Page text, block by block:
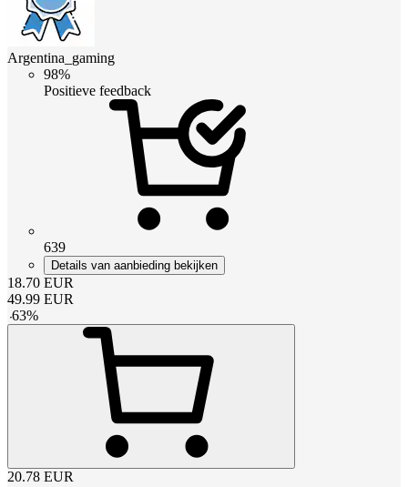
Argentina_gaming
98%
Positieve feedback
639
Details van aanbieding bekijken
18.70 EUR
49.99 EUR
-63%
20.78 EUR